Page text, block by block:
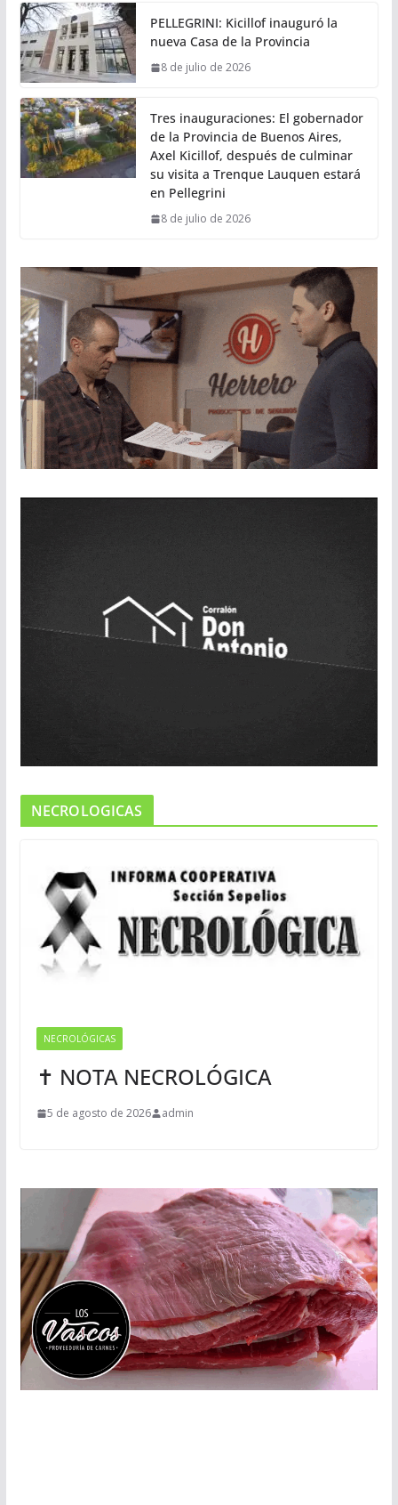
PELLEGRINI: Kicillof inauguró la
nueva Casa de la Provincia
8 de julio de 2026
Tres inauguraciones: El gobernador
de la Provincia de Buenos Aires,
Axel Kicillof, después de culminar
su visita a Trenque Lauquen estará
en Pellegrini
8 de julio de 2026
NECROLOGICAS
NECROLÓGICAS
✝ NOTA NECROLÓGICA
5 de agosto de 2026 admin